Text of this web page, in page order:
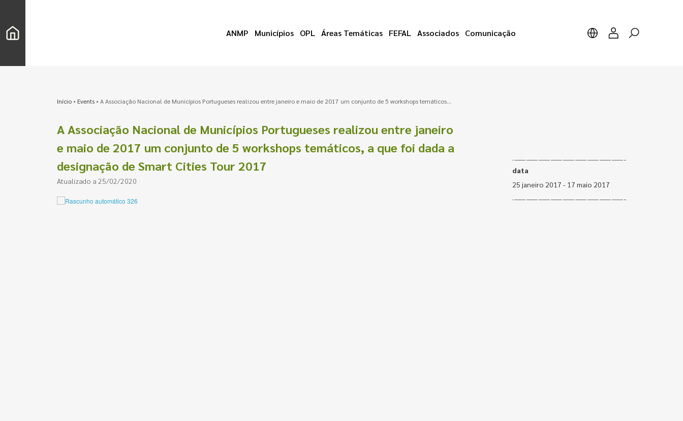
ANMP Municípios OPL Áreas Temáticas FEFAL Associados Comunicação
Início• Events• A Associação Nacional de Municípios Portugueses realizou entre janeiro e maio de 2017 um conjunto de 5 workshops temáticos...
A Associação Nacional de Municípios Portugueses realizou entre janeiro
e maio de 2017 um conjunto de 5 workshops temáticos, a que foi dada a
designação de Smart Cities Tour 2017
Atualizado a 25/02/2020
data
25 janeiro 2017 - 17 maio 2017